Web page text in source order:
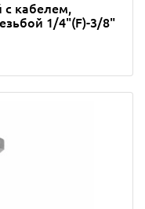
с кабелем,
1/4"(F)-3/8"